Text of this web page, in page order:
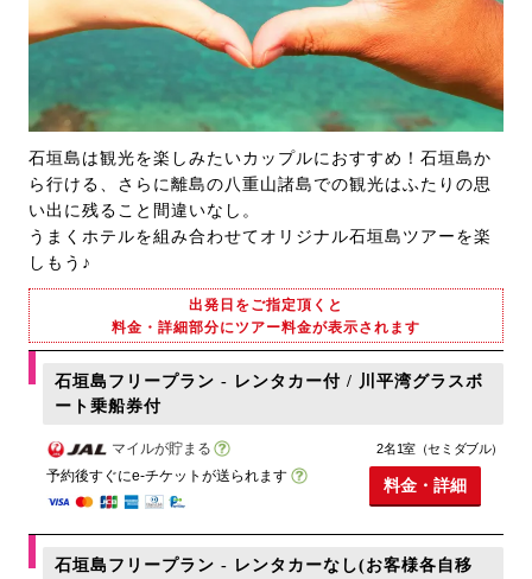
石垣島は観光を楽しみたいカップルにおすすめ！石垣島か
ら行ける、さらに離島の八重山諸島での観光はふたりの思
い出に残ること間違いなし。
うまくホテルを組み合わせてオリジナル石垣島ツアーを楽
しもう♪
出発日をご指定頂くと
料金・詳細部分にツアー料金が表示されます
石垣島フリープラン - レンタカー付 / 川平湾グラスボ
ート乗船券付
マイルが貯まる
予約後すぐにe-チケットが送られます
2名1室（セミダブル）
料金・詳細
石垣島フリープラン - レンタカーなし(お客様各自移